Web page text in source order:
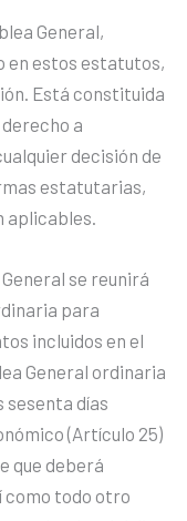
General,
en estos estatutos,
Está constituida
a
decisión de
estatutarias,
aplicables.
se reunirá
para
incluidos en el
General ordinaria
sesenta días
(Artículo 25)
que deberá
como todo otro